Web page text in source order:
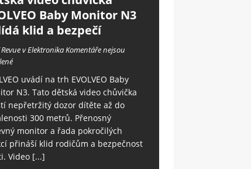
Baby Monitor N3
klid a bezpečí
v ElektronikaKomentáře nejsou
uvádí na trh EVOLVEO Baby
N3. Tato dětská video chůvička
nepřetržitý dozor dítěte až do
300 metrů. Přenosný
monitor a řada pokročilých
přináší klid rodičům a bezpečnost
Video [...]